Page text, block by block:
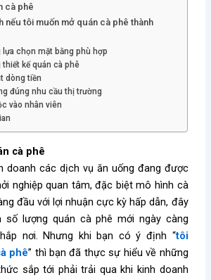
cà phê
nếu tôi muốn mở quán cà phê thành
lựa chọn mặt bằng phù hợp
thiết kế quán cà phê
dòng tiền
đúng nhu cầu thị trường
vào nhân viên
cà phê
doanh các dịch vụ ăn uống đang được
nghiệp quan tâm, đặc biệt mô hình cà
đầu với lợi nhuận cực kỳ hấp dẫn, đây
lượng quán cà phê mới ngày càng
nơi. Nhưng khi bạn có ý định “tôi
phê” thì bạn đã thực sự hiểu về những
sắp tới phải trải qua khi kinh doanh